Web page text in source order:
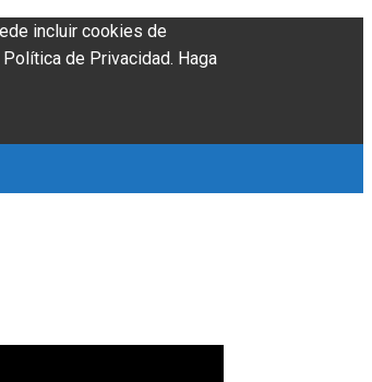
incluir cookies de
de Privacidad. Haga